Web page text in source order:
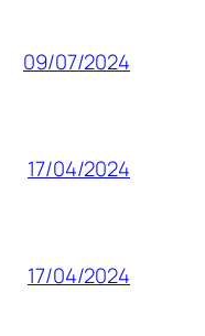
09/07/2024
17/04/2024
17/04/2024